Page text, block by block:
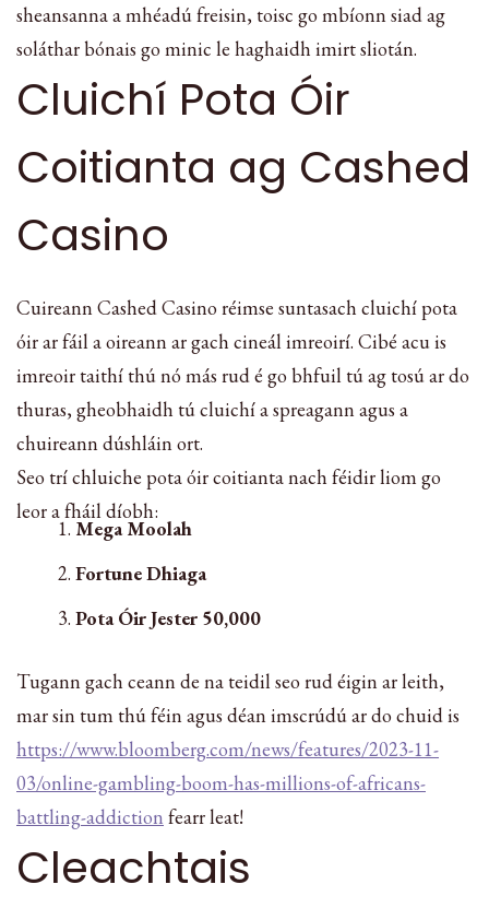
sheansanna a mhéadú freisin, toisc go mbíonn siad ag
soláthar bónais go minic le haghaidh imirt sliotán.
Cluichí Pota Óir
Coitianta ag Cashed
Casino
Cuireann Cashed Casino réimse suntasach cluichí pota
óir ar fáil a oireann ar gach cineál imreoirí. Cibé acu is
imreoir taithí thú nó más rud é go bhfuil tú ag tosú ar do
thuras, gheobhaidh tú cluichí a spreagann agus a
chuireann dúshláin ort.
Seo trí chluiche pota óir coitianta nach féidir liom go
leor a fháil díobh:
Mega Moolah
Fortune Dhiaga
Pota Óir Jester 50,000
Tugann gach ceann de na teidil seo rud éigin ar leith,
mar sin tum thú féin agus déan imscrúdú ar do chuid is
https://www.bloomberg.com/news/features/2023-11-
03/online-gambling-boom-has-millions-of-africans-
battling-addiction fearr leat!
Cleachtais